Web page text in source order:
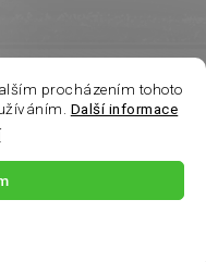
procházením tohoto
Další informace
práva vyhrazena.